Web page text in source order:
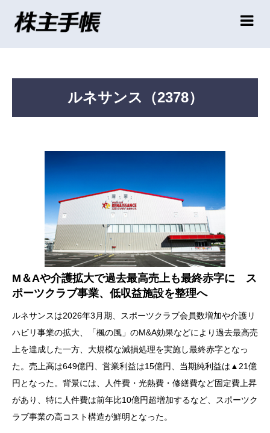
ルネサンス（2378）
M＆Aや介護拡大で過去最高売上も最終赤字に ス
ポーツクラブ事業、低収益施設を整理へ
ルネサンスは2026年3月期、スポーツクラブ会員数増加や介護リ
ハビリ事業の拡大、「楓の風」のM&A効果などにより過去最高売
上を達成した一方、大規模な減損処理を実施し最終赤字となっ
た。売上高は649億円、営業利益は15億円、当期純利益は▲21億
円となった。背景には、人件費・光熱費・修繕費など固定費上昇
があり、特に人件費は前年比10億円超増加するなど、スポーツク
ラブ事業の高コスト構造が鮮明となった。